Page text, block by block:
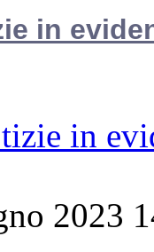
in
in
2023